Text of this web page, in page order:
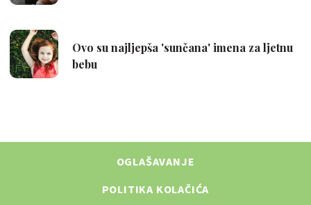
OGLAŠAVANJE
POLITIKA KOLAČIĆA